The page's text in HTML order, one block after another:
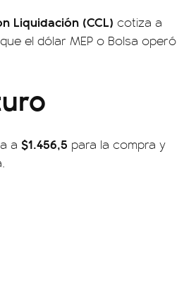
Liquidación (CCL) cotiza a
el dólar MEP o Bolsa operó
a $1.456,5 para la compra y